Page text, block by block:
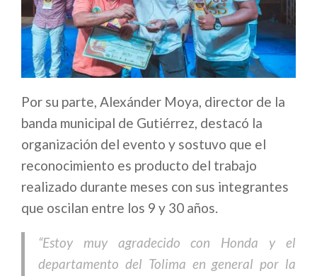
Por su parte, Alexánder Moya, director de la
banda municipal de Gutiérrez, destacó la
organización del evento y sostuvo que el
reconocimiento es producto del trabajo
realizado durante meses con sus integrantes
que oscilan entre los 9 y 30 años.
“Estoy muy agradecido con Honda y el
departamento del Tolima en general por la